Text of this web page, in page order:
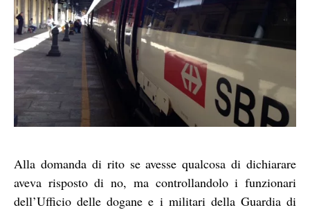
Alla domanda di rito se avesse qualcosa di dichiarare
aveva risposto di no, ma controllandolo i funzionari
dell’Ufficio delle dogane e i militari della Guardia di